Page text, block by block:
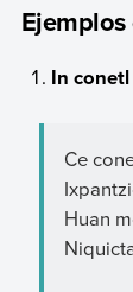
In
Ce
Huan